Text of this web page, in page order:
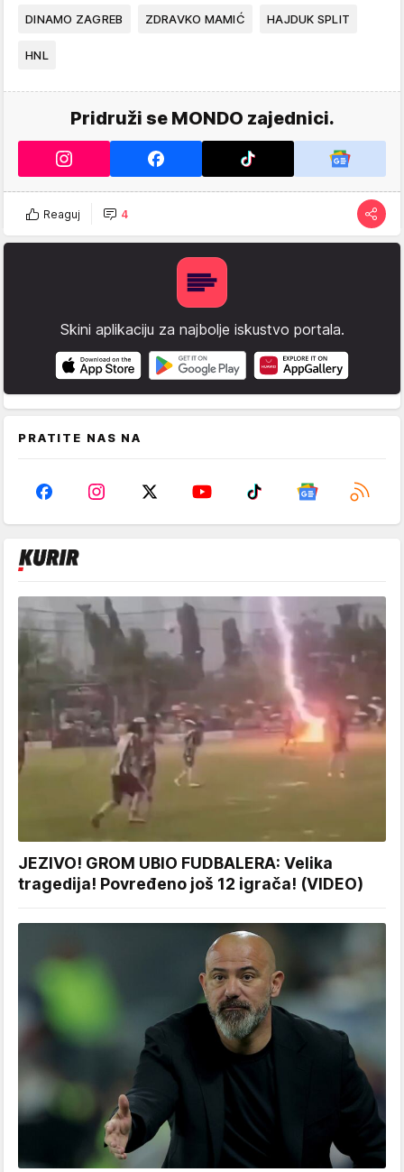
DINAMO ZAGREB ZDRAVKO MAMIĆ HAJDUK SPLIT
HNL
Pridruži se MONDO zajednici.
Reaguj 4
Skini aplikaciju za najbolje iskustvo portala.
PRATITE NAS NA
JEZIVO! GROM UBIO FUDBALERA: Velika
tragedija! Povređeno još 12 igrača! (VIDEO)